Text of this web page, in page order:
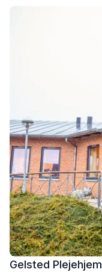
Gelsted Plejehjem